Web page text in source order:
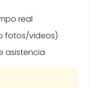
real
fotos/videos)
asistencia